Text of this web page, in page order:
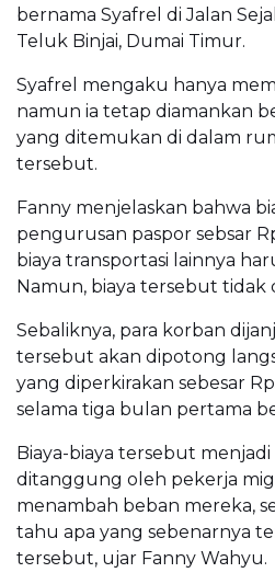
bernama Syafrel di Jalan
Teluk Binjai, Dumai Timur.
Syafrel mengaku hanya
namun ia tetap diamankan
yang ditemukan di dalam
tersebut.
Fanny menjelaskan bahwa
pengurusan paspor sebsar
biaya transportasi lainnya
Namun, biaya tersebut tidak
Sebaliknya, para korban
tersebut akan dipotong
yang diperkirakan sebesar
selama tiga bulan pertama
Biaya-biaya tersebut
ditanggung oleh pekerja
menambah beban mereka,
tahu apa yang sebenarnya
tersebut, ujar Fanny Wahyu.